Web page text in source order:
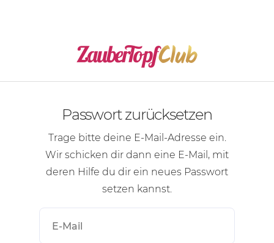
Passwort zurücksetzen
Trage bitte deine E-Mail-Adresse ein.
Wir schicken dir dann eine E-Mail , mit
deren Hilfe du dir ein neues Passwort
setzen kannst.